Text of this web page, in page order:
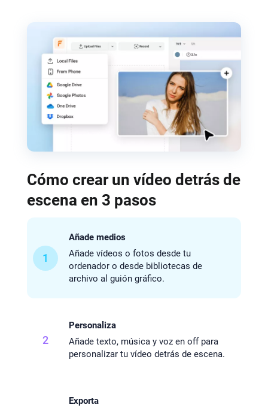
Cómo crear un vídeo detrás de
escena en 3 pasos
1
Añade medios
Añade vídeos o fotos desde tu
ordenador o desde bibliotecas de
archivo al guión gráfico.
2
Personaliza
Añade texto, música y voz en off para
personalizar tu vídeo detrás de escena.
Exporta